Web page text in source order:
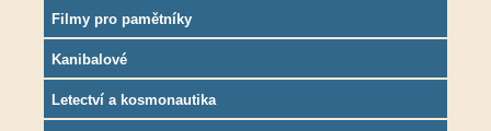
Filmy pro pamětníky
Kanibalové
Letectví a kosmonautika